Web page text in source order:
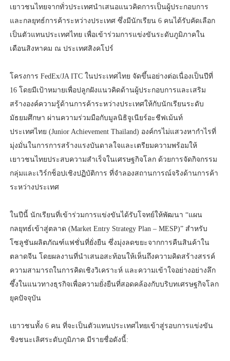
เยาวชนไทยจากทั่วประเทศนำเสนอแนวคิดการเป็นผู้ประกอบการ
และกลยุทธ์การค้าระหว่างประเทศ ซึ่งมีนักเรียน 6 คนได้รับคัดเลือก
เป็นตัวแทนประเทศไทย เพื่อเข้าร่วมการแข่งขันระดับภูมิภาคใน
เดือนสิงหาคม ณ ประเทศสิงคโปร์
โครงการ FedEx/JA ITC ในประเทศไทย จัดขึ้นอย่างต่อเนื่องเป็นปีที่
16 โดยมีเป้าหมายเพื่อปลูกฝังแนวคิดด้านผู้ประกอบการและเสริม
สร้างองค์ความรู้ด้านการค้าระหว่างประเทศให้กับนักเรียนระดับ
มัธยมศึกษา ผ่านความร่วมมือกับมูลนิธิจูเนียร์อะชีฟเม้นท์
ประเทศไทย (Junior Achievement Thailand) องค์กรไม่แสวงหากำไรที่
มุ่งมั่นในการการสร้างแรงบันดาลใจและเตรียมความพร้อมให้
เยาวชนไทยประสบความสำเร็จในเศรษฐกิจโลก ด้วยการจัดกิจกรรม
กลุ่มและเวิร์กช็อปเชิงปฏิบัติการ ที่จำลองสถานการณ์จริงด้านการค้า
ระหว่างประเทศ
ในปีนี้ นักเรียนที่เข้าร่วมการแข่งขันได้รับโจทย์ให้พัฒนา “แผน
กลยุทธ์เข้าสู่ตลาด (Market Entry Strategy Plan – MESP)” สำหรับ
โซลูชันผลิตภัณฑ์แฟชั่นที่ยั่งยืน ซึ่งมุ่งลดขยะจากการคืนสินค้าใน
ตลาดจีน โดยผลงานที่นำเสนอสะท้อนให้เห็นถึงความคิดสร้างสรรค์
ความสามารถในการคิดเชิงวิเคราะห์ และความเข้าใจอย่างอย่างลึก
ซึ้งในแนวทางธุรกิจเพื่อความยั่งยืนที่สอดคล้องกับบริบทเศรษฐกิจโลก
ยุคปัจจุบัน
เยาวชนทั้ง 6 คน ที่จะเป็นตัวแทนประเทศไทยเข้าสู่รอบการแข่งขัน
ชิงชนะเลิศระดับภูมิภาค มีรายชื่อดังนี้: